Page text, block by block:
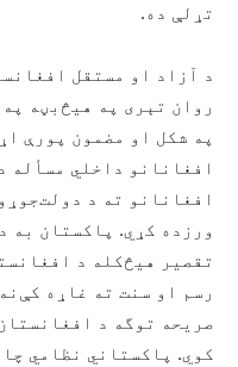
تړلې ده.
د آزاد او مستقل
روان تېری په هیڅ‌بڼه
په شکل او مضمون پورې
افغانانو داخلي مسأله
افغانانو ته د
ورزده کړي. پاکستان به
تقصیر هیڅ‌کله د
رسم او سنت ته غاړه
صریحه توگه د
کوي. پاکستاني نظامي